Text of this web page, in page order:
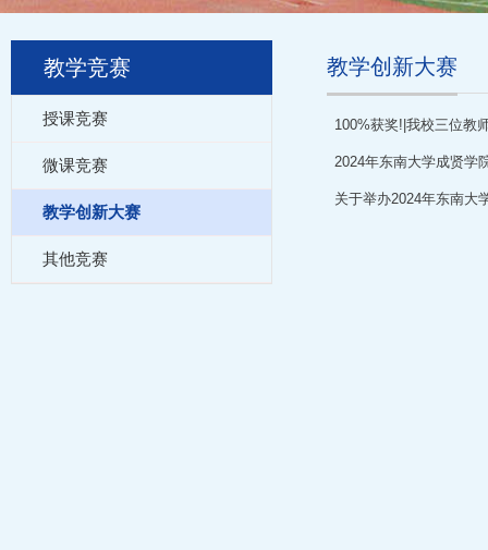
教学竞赛
授课竞赛
微课竞赛
教学创新大赛
其他竞赛
教学创新大赛
100%获奖!|我校三位教
2024年东南大学成贤学
关于举办2024年东南大